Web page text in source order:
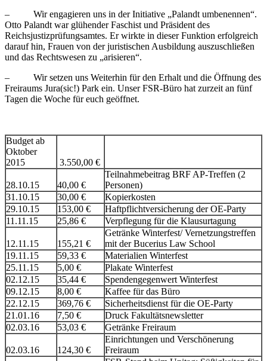
– Wir engagieren uns in der Initiative „Palandt umbenennen“.
Otto Palandt war glühender Faschist und Präsident des
Reichsjustizprüfungsamtes. Er wirkte in dieser Funktion erfolgreich
darauf hin, Frauen von der juristischen Ausbildung auszuschließen
und das Rechtswesen zu „arisieren“.
– Wir setzen uns Weiterhin für den Erhalt und die Öffnung des
Freiraums Jura(sic!) Park ein. Unser FSR-Büro hat zurzeit an fünf
Tagen die Woche für euch geöffnet.
Budget ab
Oktober
2015
3.550,00 €
28.10.15 40,00 €
Teilnahmebeitrag BRF AP-Treffen (2
Personen)
31.10.15
30,00 €
Kopierkosten
29.10.15
153,00 €
Haftpflichtversicherung der OE-Party
11.11.15
25,86 € Verpflegung für die Klausurtagung
12.11.15 155,21 €
Getränke Winterfest/ Vernetzungstreffen
mit der Bucerius Law School
19.11.15
59,33 €
Materialien Winterfest
25.11.15
5,00 €
Plakate Winterfest
02.12.15
35,44 €
Spendengegenwert Winterfest
09.12.15
8,00 €
Kaffee für das Büro
22.12.15
369,76 €
Sicherheitsdienst für die OE-Party
21.01.16
7,50 €
Druck Fakultätsnewsletter
02.03.16
53,03 € Getränke Freiraum
02.03.16 124,30 €
Einrichtungen und Verschönerung
Freiraum